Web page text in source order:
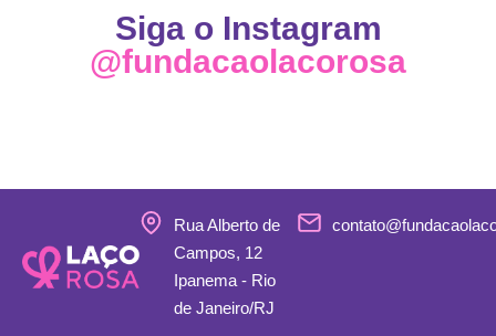
Siga o Instagram
@fundacaolacorosa
Rua Alberto de
Campos, 12
Ipanema - Rio
de Janeiro/RJ